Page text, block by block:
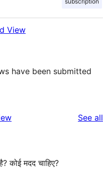
View
have been submitted
See all
कोई मदद चाहिए?